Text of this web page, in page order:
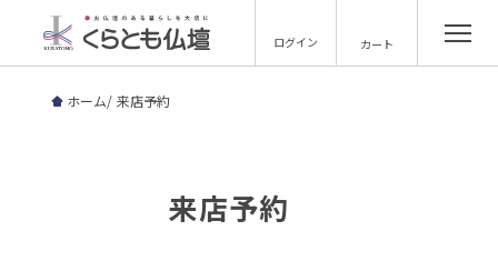
ログイン カート
ホーム 来店予約
来店予約